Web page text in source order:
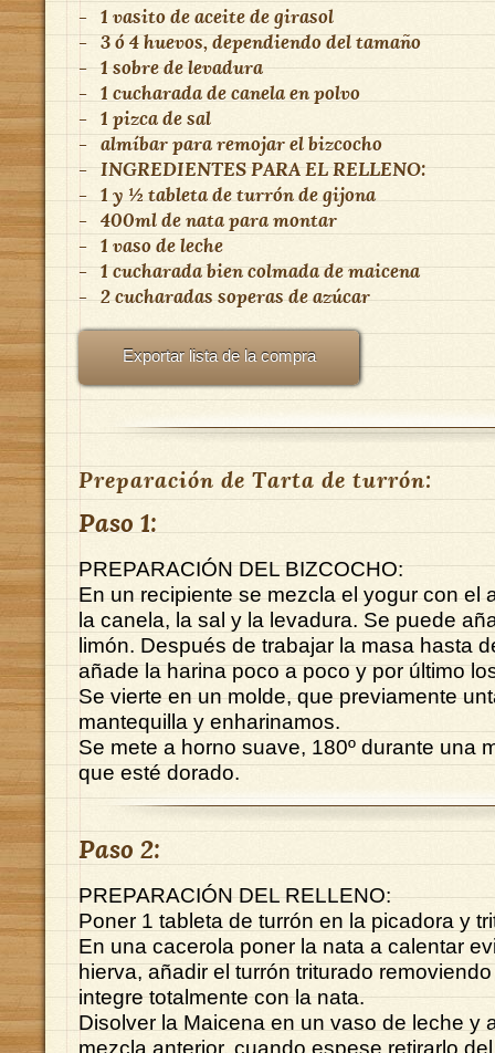
- 1 vasito de aceite de girasol
- 3 ó 4 huevos, dependiendo del tamaño
- 1 sobre de levadura
- 1 cucharada de canela en polvo
- 1 pizca de sal
- almíbar para remojar el bizcocho
- INGREDIENTES PARA EL RELLENO:
- 1 y ½ tableta de turrón de gijona
- 400ml de nata para montar
- 1 vaso de leche
- 1 cucharada bien colmada de maicena
- 2 cucharadas soperas de azúcar
Exportar lista de la compra
Preparación de Tarta de turrón:
Paso 1:
PREPARACIÓN DEL BIZCOCHO:
En un recipiente se mezcla el yogur con el
la canela, la sal y la levadura. Se puede
limón. Después de trabajar la masa hasta
añade la harina poco a poco y por último
Se vierte en un molde, que previamente
mantequilla y enharinamos.
Se mete a horno suave, 180º durante una
que esté dorado.
Paso 2:
PREPARACIÓN DEL RELLENO:
Poner 1 tableta de turrón en la picadora y
En una cacerola poner la nata a calentar
hierva, añadir el turrón triturado
integre totalmente con la nata.
Disolver la Maicena en un vaso de leche y
mezcla anterior, cuando espese retirarlo